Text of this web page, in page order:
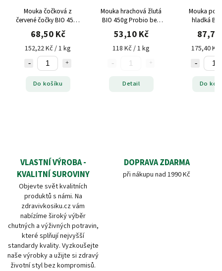
Mouka čočková z
červené čočky BIO 450g
Probio bez lepku
68,50 Kč
152,22 Kč / 1 kg
Do košíku
Mouka hrachová žlutá
BIO 450g Probio bez
lepku
53,10 Kč
118 Kč / 1 kg
Detail
Mouka
hladká
Probio
87,70
175,40 Kč
Do
VLASTNÍ VÝROBA -
KVALITNÍ SUROVINY
Objevte svět kvalitních
produktů s námi. Na
zdravivkosiku.cz vám
nabízíme široký výběr
chutných a výživných potravin,
které splňují nejvyšší
standardy kvality. Vyzkoušejte
naše výrobky a užijte si zdravý
životní styl bez kompromisů.
DOPRAVA ZDARMA
při nákupu nad 1990 Kč